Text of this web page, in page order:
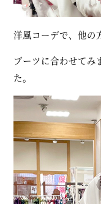
洋風コーデで、他の
ブーツに合わせてみ
た。